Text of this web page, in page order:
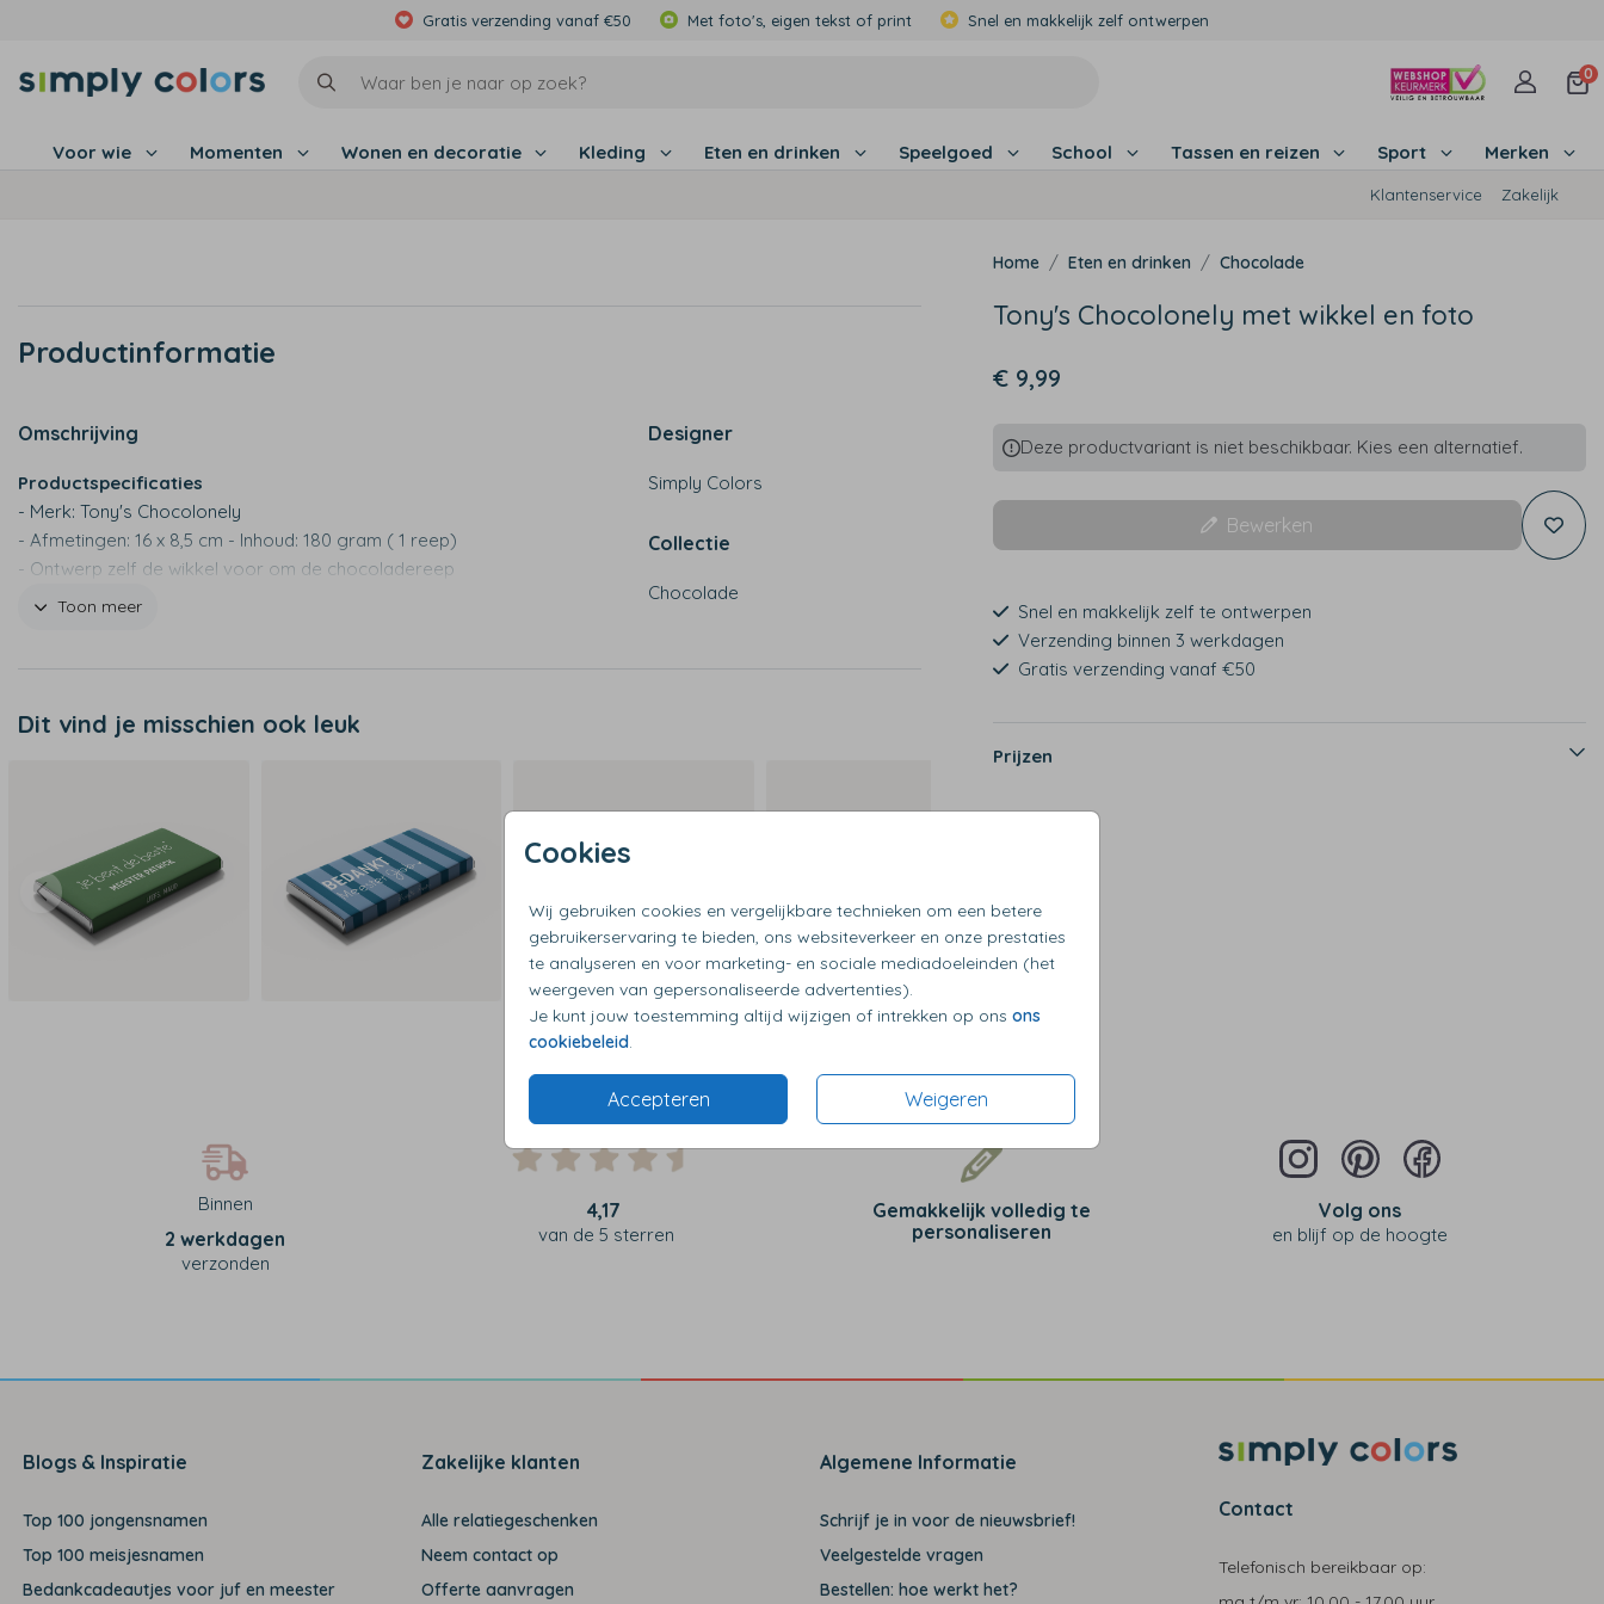
Gratis verzending vanaf €50 Met foto's, eigen tekst of print Snel en makkelijk zelf ontwerpen
0
Voor wie Momenten Wonen en decoratie Kleding Eten en drinken Speelgoed School Tassen en reizen Sport Merken
Klantenservice Zakelijk
Cookies
Wij gebruiken cookies en vergelijkbare technieken om een betere
gebruikerservaring te bieden, ons websiteverkeer en onze prestaties
te analyseren en voor marketing- en sociale mediadoeleinden (het
weergeven van gepersonaliseerde advertenties).
Je kunt jouw toestemming altijd wijzigen of intrekken op ons ons
cookiebeleid
Accepteren Weigeren
Productinformatie
Omschrijving
Productspecificaties
- Merk: Tony's Chocolonely
- Afmetingen: 16 x 8,5 cm - Inhoud: 180 gram ( 1 reep)
- Ontwerp zelf de wikkel voor om de chocoladereep
- Keuze uit verschillende smaken
Toon meer
Designer
Simply Colors
Collectie
Chocolade
Dit vind je misschien ook leuk
Eten en drinken Chocolade
Tony's Chocolonely met wikkel en foto
€ 9,99
Deze productvariant is niet beschikbaar. Kies een alternatief.
Bewerken
Snel en makkelijk zelf te ontwerpen
Verzending binnen 3 werkdagen
Gratis verzending vanaf €50
Prijzen
Binnen
2 werkdagen
verzonden
4,17
van de 5 sterren
Gemakkelijk volledig te
personaliseren
Volg ons
en blijf op de hoogte
Blogs & Inspiratie
Top 100 jongensnamen
Top 100 meisjesnamen
Bedankcadeautjes voor juf en meester
Zakelijke klanten
Alle relatiegeschenken
Neem contact op
Offerte aanvragen
Algemene Informatie
Schrijf je in voor de nieuwsbrief!
Veelgestelde vragen
Bestellen: hoe werkt het?
Contact
Telefonisch bereikbaar op: